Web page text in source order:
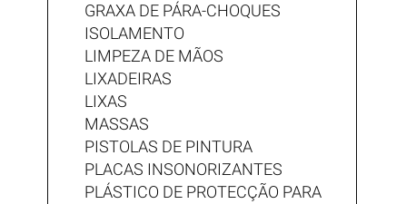
GRAXA DE PÁRA-CHOQUES
ISOLAMENTO
LIMPEZA DE MÃOS
LIXADEIRAS
LIXAS
MASSAS
PISTOLAS DE PINTURA
PLACAS INSONORIZANTES
PLÁSTICO DE PROTECÇÃO PARA